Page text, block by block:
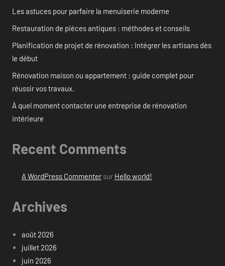
Les astuces pour parfaire la menuiserie moderne
Restauration de pièces antiques : méthodes et conseils
Planification de projet de rénovation : Intégrer les artisans dès
le début
Rénovation maison ou appartement : guide complet pour
réussir vos travaux.
À quel moment contacter une entreprise de rénovation
intérieure
Recent Comments
A WordPress Commentersur Hello world!
Archives
août 2026
juillet 2026
juin 2026